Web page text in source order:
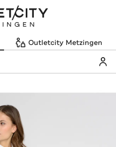
Outletcity Metzingen